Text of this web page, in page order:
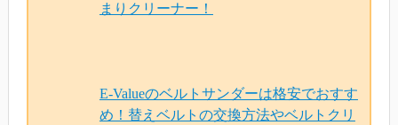
まりクリーナー！
E-Valueのベルトサンダーは格安でおすす
め！替えベルトの交換方法やベルトクリ